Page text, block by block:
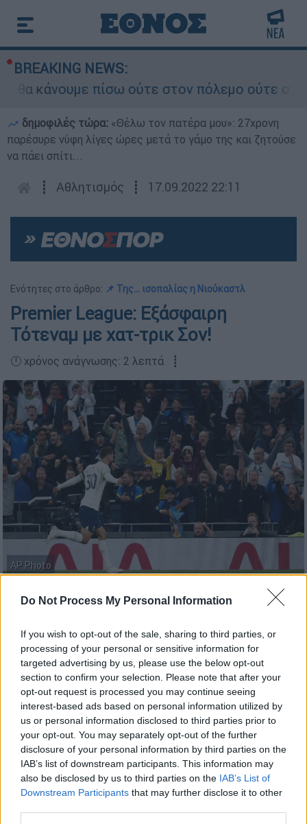
Do Not Process My Personal Information
If you wish to opt-out of the sale, sharing to third parties, or
processing of your personal or sensitive information for
targeted advertising by us, please use the below opt-out
section to confirm your selection. Please note that after your
opt-out request is processed you may continue seeing
interest-based ads based on personal information utilized by
us or personal information disclosed to third parties prior to
your opt-out. You may separately opt-out of the further
disclosure of your personal information by third parties on the
IAB’s list of downstream participants. This information may
also be disclosed by us to third parties on the IAB’s List of
Downstream Participants that may further disclose it to other
BREAKING NEWS:
κάνουμε πίσω ούτε στον πόλεμο ούτε στις
δημοφιλές τώρα: «Θέλω τον πατέρα μου»: 27χρονη
παρέσυρε νύφη λίγες ώρες μετά το γάμο της και ζητούσε
να πάει σπίτι...
┋ Αθλητισμός ┋ 17.09.2022 22:11
Ενότητες στο άρθρο: 📌 Της... ισοπαλίας η Νιούκαστλ
Premier League: Εξάσφαιρη
Τότεναμ με χατ-τρικ Σον!
🕛 χρόνος ανάγνωσης: 2 λεπτά ┋
AP Photo
ΗΤότεναμήταν ισοπεδωτική και σάρωσε με
6-2 την ουραγό τηςPremier League,Λέστερ
Με χατ-τρικ του Σοντα Σπιρούνια ανέβηκαν
στην πρώτη θέση της βαθμολογίας μαζί με
τη Μάντσεστερ Σίτι, περιμένοντας το
παιχνίδι της Άρσεναλ που έχει ένα ματς
λιγότερο και αντιμετωπίζει την
Μπρέντφορντ.
Για ένα ημίχρονο το ματς ήταν... ντέρμπι. Η